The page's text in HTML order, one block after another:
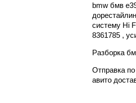
bmw бмв
систему Hi
8361785 ,
Разборка
Отправка
авито